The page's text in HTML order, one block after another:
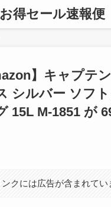
お得セール速報便
】キャプテ
シルバー ソフ
15L M-1851 が
クには広告が含まれてい